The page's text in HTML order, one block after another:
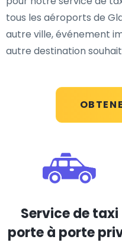
tous les aéroports de
autre ville, événement
autre destination
Service de taxi
porte à porte